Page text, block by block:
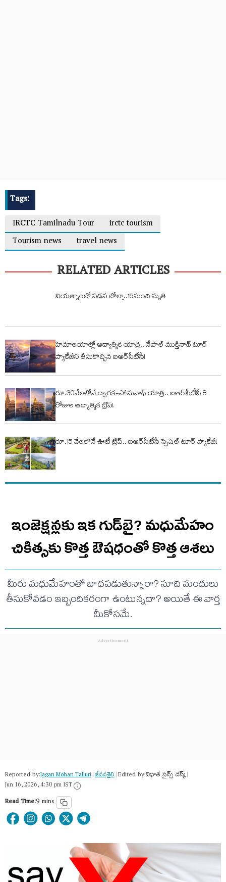
Tags:
IRCTC Tamilnadu Tour
irctc tourism
Tourism news
travel news
RELATED ARTICLES
వియత్నాంలో పడవ బోల్తా..15మంది మృతి
హిమాలయాల్లో ఆధ్యాత్మిక యాత్ర.. నేపాల్ ముక్తినాథ్ టూర్‌
ప్యాకేజీని తీసుకొచ్చిన ఐఆర్‌సీటీసీ!
రూ.30వేలలోనే ద్వారక-సోమనాథ్ యాత్ర.. ఐఆర్‌సీటీసీ 8
రోజుల ఆధ్యాత్మిక ట్రిప్!
రూ.15 వేలలోనే ఊటీ ట్రిప్.. ఐఆర్‌సీటీసీ స్పెషల్ టూర్ ప్యాకేజీ!
ఇంజెక్షన్లకు ఇక గుడ్‌బై? మధుమేహం
చికిత్సకు కొత్త ఔషధంతో కొత్త ఆశలు
మీరు మధుమేహంతో బాధపడుతున్నారా? సూది మందులు
తీసుకోవడం ఇబ్బందికరంగా ఉంటున్నదా? అయితే ఈ వార్త
మీకోసమే.
Reported by:Jagan Mohan Talluri|జీవనశైలి|Edited by:విధాత సైన్స్ డెస్క్|
Jun 16, 2026, 4:30 pm IST
Read Time:9 mins